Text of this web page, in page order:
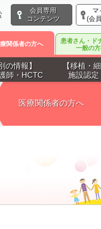
会員専用
コンテンツ
マ
(会
関係者の方へ
患者さん・ド
一般の
の情報】
師・HCTC
【移植・
施設認定
医療関係者の方へ